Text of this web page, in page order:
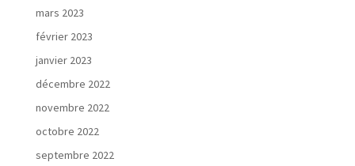
mars 2023
février 2023
janvier 2023
décembre 2022
novembre 2022
octobre 2022
septembre 2022